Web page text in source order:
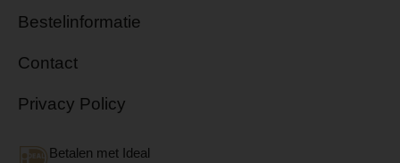
Bestelinformatie
Contact
Privacy Policy
Betalen met Ideal